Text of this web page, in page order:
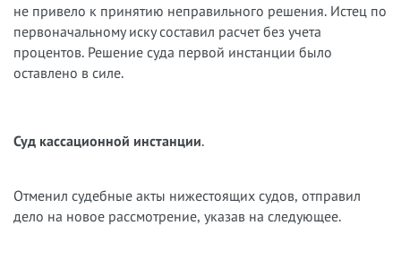
не привело к принятию неправильного решения. Истец по
первоначальному иску составил расчет без учета
процентов. Решение суда первой инстанции было
оставлено в силе.
Суд кассационной инстанции.
Отменил судебные акты нижестоящих судов, отправил
дело на новое рассмотрение, указав на следующее.